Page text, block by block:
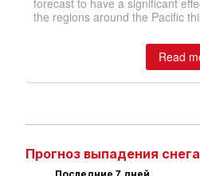
Прогноз выпадения снега